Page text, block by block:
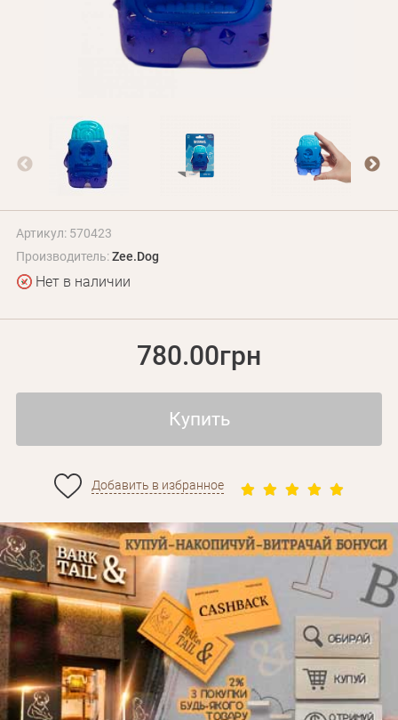
О Нас
Оптовым клиентам
Контакты
Артикул: 570423
Производитель:Zee.Dog
Нет в наличии
780.00грн
Купить
Добавить в избранное